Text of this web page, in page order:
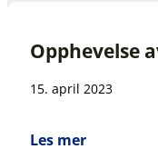
Opphevelse
15. april 2023
Les mer